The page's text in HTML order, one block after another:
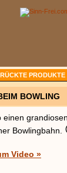
PRODUKTE
BOWLING
einen
Bowlingbahn.
Video »